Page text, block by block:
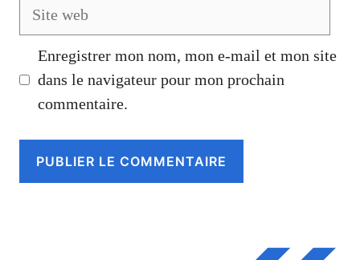
Enregistrer mon nom, mon e-mail et mon site
dans le navigateur pour mon prochain
commentaire.